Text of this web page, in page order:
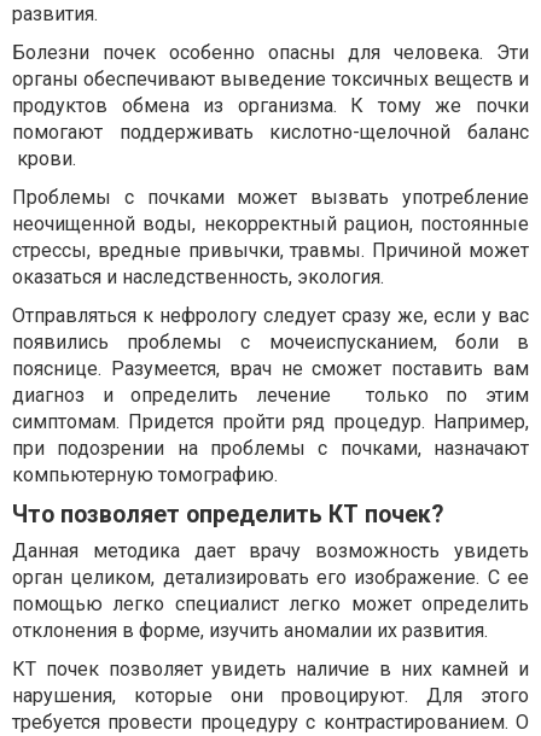
развития.
Болезни почек особенно опасны для человека. Эти
органы обеспечивают выведение токсичных веществ и
продуктов обмена из организма. К тому же почки
помогают поддерживать кислотно-щелочной баланс
крови.
Проблемы с почками может вызвать употребление
неочищенной воды, некорректный рацион, постоянные
стрессы, вредные привычки, травмы. Причиной может
оказаться и наследственность, экология.
Отправляться к нефрологу следует сразу же, если у вас
появились проблемы с мочеиспусканием, боли в
пояснице. Разумеется, врач не сможет поставить вам
диагноз и определить лечение только по этим
симптомам. Придется пройти ряд процедур. Например,
при подозрении на проблемы с почками, назначают
компьютерную томографию.
Что позволяет определить КТ почек?
Данная методика дает врачу возможность увидеть
орган целиком, детализировать его изображение. С ее
помощью легко специалист легко может определить
отклонения в форме, изучить аномалии их развития.
КТ почек позволяет увидеть наличие в них камней и
нарушения, которые они провоцируют. Для этого
требуется провести процедуру с контрастированием. О